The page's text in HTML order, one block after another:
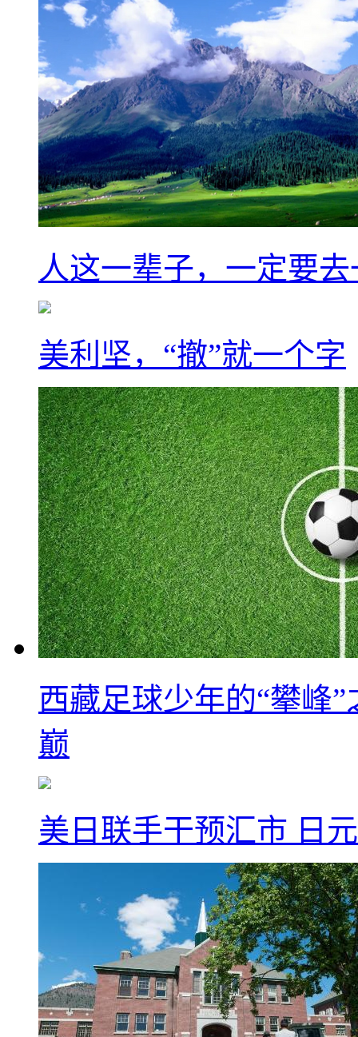
人这一辈子，一定要
美利坚，“撤”就一个字
西藏足球少年的“攀峰
巅
美日联手干预汇市 日